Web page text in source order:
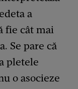
a
fie cât mai
Se pare că
pletele
o asocieze